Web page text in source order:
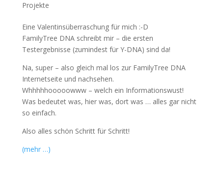
Projekte
Eine Valentinsüberraschung für mich :-D
FamilyTree DNA schreibt mir – die ersten
Testergebnisse (zumindest für Y-DNA) sind da!
Na, super – also gleich mal los zur FamilyTree DNA
Internetseite und nachsehen.
Whhhhhooooowww – welch ein Informationswust!
Was bedeutet was, hier was, dort was … alles gar nicht
so einfach.
Also alles schön Schritt für Schritt!
(mehr …)